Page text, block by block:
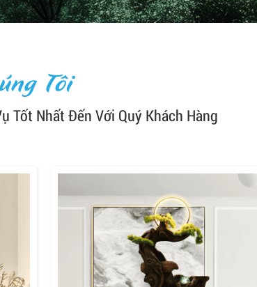
Tôi
Tốt Nhất Đến Với Quý Khách Hàng